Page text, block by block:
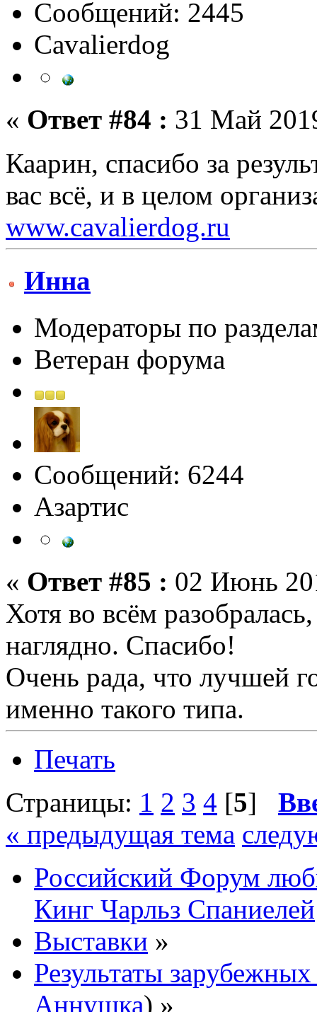
Сообщений: 2445
Сavalierdog
« Ответ #84 : 31 Май
Каарин, спасибо за
вас всё, и в целом
www.cavalierdog.ru
Инна
Модераторы по
Ветеран форума
Сообщений: 6244
Азартис
« Ответ #85 : 02 Июнь
Хотя во всём
наглядно. Спасибо!
Очень рада, что лучшей
именно такого типа.
Печать
Страницы: 1 2 3 4 [5]
« предыдущая тема
Российский Форум
Кинг Чарльз Спаниелей
Выставки »
Результаты
Аннушка) »